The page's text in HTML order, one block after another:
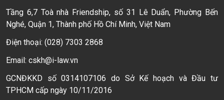
Tầng 6,7 Toà nhà Friendship, số 31 Lê Duẩn, Phường Bến
Nghé, Quận 1, Thành phố Hồ Chí Minh, Việt Nam
Điện thoại: (028) 7303 2868
Email: cskh@i-law.vn
GCNĐKKD số 0314107106 do Sở Kế hoạch và Đầu tư
TPHCM cấp ngày 10/11/2016